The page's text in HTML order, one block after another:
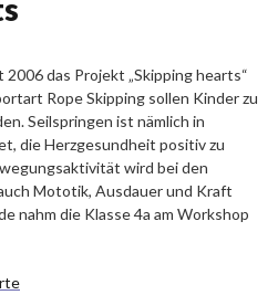
das Projekt „Skipping hearts“
Rope Skipping sollen Kinder zu
Seilspringen ist nämlich in
die Herzgesundheit positiv zu
wird bei den
Mototik, Ausdauer und Kraft
nahm die Klasse 4a am Workshop